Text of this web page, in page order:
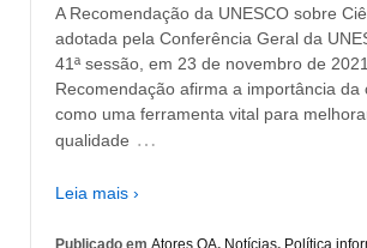
A Recomendação da UNESCO sobre
adotada pela Conferência Geral da
41ª sessão, em 23 de novembro de
Recomendação afirma a importância da
como uma ferramenta vital para
qualidade …
Leia mais ›
Publicado em Atores OA, Notícias, Política